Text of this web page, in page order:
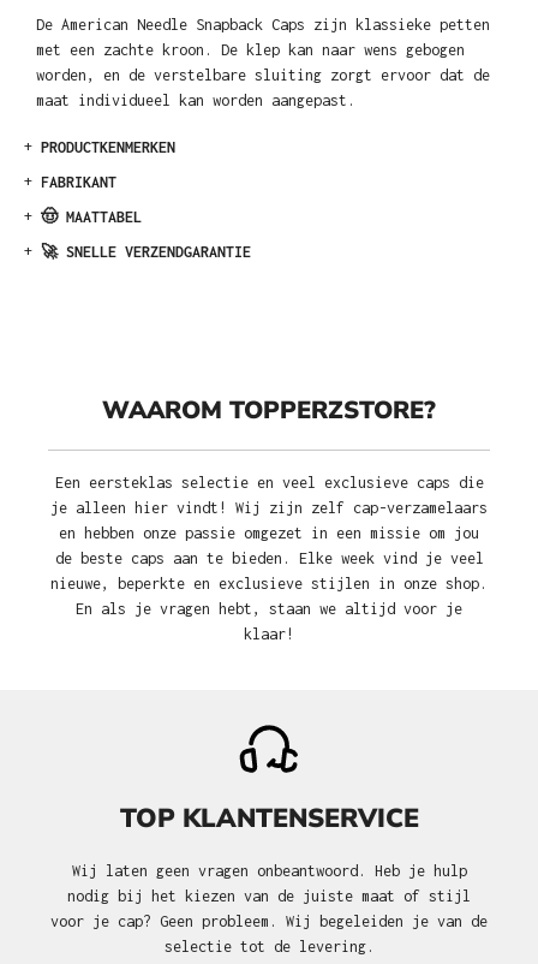
De American Needle Snapback Caps zijn klassieke petten
met een zachte kroon. De klep kan naar wens gebogen
worden, en de verstelbare sluiting zorgt ervoor dat de
maat individueel kan worden aangepast.
+ PRODUCTKENMERKEN
+ FABRIKANT
+ 🤠 MAATTABEL
+ 🚀 SNELLE VERZENDGARANTIE
WAAROM TOPPERZSTORE?
Een eersteklas selectie en veel exclusieve caps die
je alleen hier vindt! Wij zijn zelf cap-verzamelaars
en hebben onze passie omgezet in een missie om jou
de beste caps aan te bieden. Elke week vind je veel
nieuwe, beperkte en exclusieve stijlen in onze shop.
En als je vragen hebt, staan we altijd voor je
klaar!
TOP KLANTENSERVICE
Wij laten geen vragen onbeantwoord. Heb je hulp
nodig bij het kiezen van de juiste maat of stijl
voor je cap? Geen probleem. Wij begeleiden je van de
selectie tot de levering.